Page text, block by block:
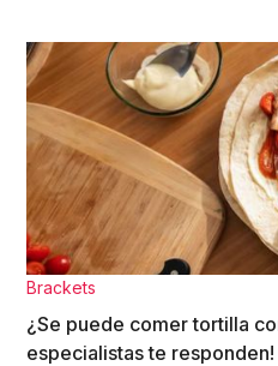
Brackets
¿Se puede comer tortilla
especialistas te responden!